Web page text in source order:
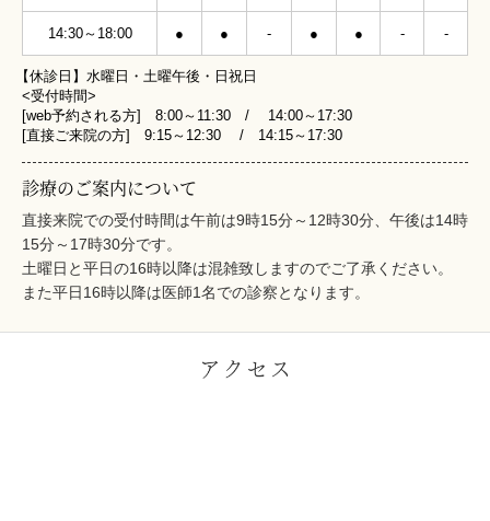
14:30～18:00 ● ● - ● ● - -
【休診日】水曜日・土曜午後・日祝日
<受付時間>
[web予約される方] 8:00～11:30 / 14:00～17:30
[直接ご来院の方] 9:15～12:30 / 14:15～17:30
診療のご案内について
直接来院での受付時間は午前は9時15分～12時30分、午後は14時
15分～17時30分です。
土曜日と平日の16時以降は混雑致しますのでご了承ください。
また平日16時以降は医師1名での診察となります。